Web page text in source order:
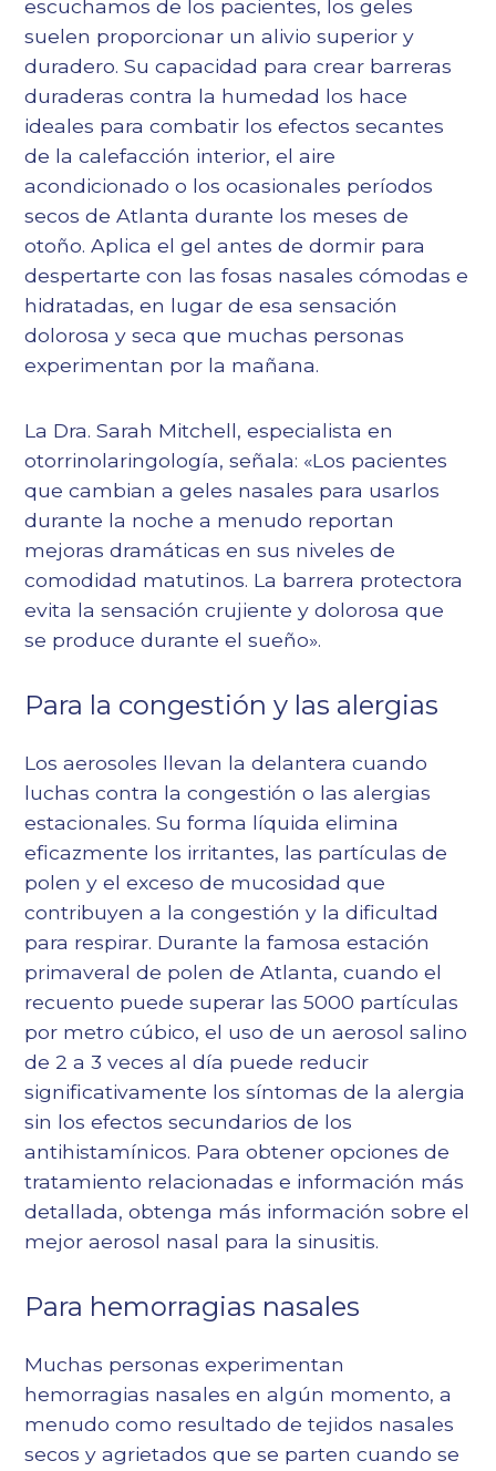
escuchamos de los pacientes, los geles
suelen proporcionar un alivio superior y
duradero. Su capacidad para crear barreras
duraderas contra la humedad los hace
ideales para combatir los efectos secantes
de la calefacción interior, el aire
acondicionado o los ocasionales períodos
secos de Atlanta durante los meses de
otoño. Aplica el gel antes de dormir para
despertarte con las fosas nasales cómodas e
hidratadas, en lugar de esa sensación
dolorosa y seca que muchas personas
experimentan por la mañana.
La Dra. Sarah Mitchell, especialista en
otorrinolaringología, señala: «Los pacientes
que cambian a geles nasales para usarlos
durante la noche a menudo reportan
mejoras dramáticas en sus niveles de
comodidad matutinos. La barrera protectora
evita la sensación crujiente y dolorosa que
se produce durante el sueño».
Para la congestión y las alergias
Los aerosoles llevan la delantera cuando
luchas contra la congestión o las alergias
estacionales. Su forma líquida elimina
eficazmente los irritantes, las partículas de
polen y el exceso de mucosidad que
contribuyen a la congestión y la dificultad
para respirar. Durante la famosa estación
primaveral de polen de Atlanta, cuando el
recuento puede superar las 5000 partículas
por metro cúbico, el uso de un aerosol salino
de 2 a 3 veces al día puede reducir
significativamente los síntomas de la alergia
sin los efectos secundarios de los
antihistamínicos. Para obtener opciones de
tratamiento relacionadas e información más
detallada, obtenga más información sobreel
mejor aerosol nasal para la sinusitis.
Para hemorragias nasales
Muchas personas experimentan
hemorragias nasales en algún momento, a
menudo como resultado de tejidos nasales
secos y agrietados que se parten cuando se